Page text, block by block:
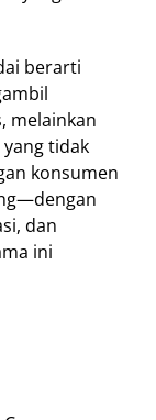
berarti
melainkan
tidak
konsumen
dan
ini